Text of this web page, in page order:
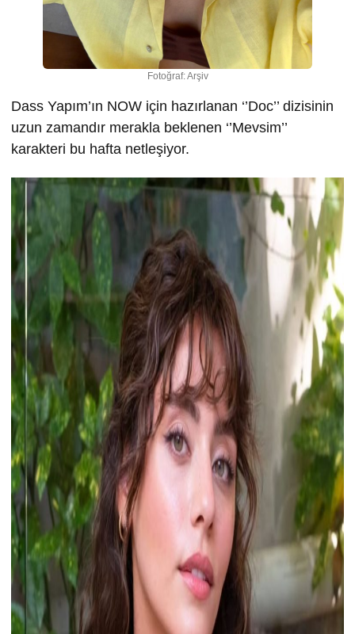
Fotoğraf: Arşiv
Dass Yapım’ın NOW için hazırlanan ‘’Doc’’ dizisinin
uzun zamandır merakla beklenen ‘’Mevsim’’
karakteri bu hafta netleşiyor.